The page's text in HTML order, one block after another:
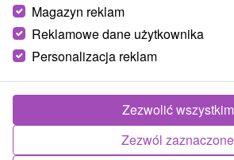
Magazyn reklam
Reklamowe dane użytkownika
Personalizacja reklam
Zezwól zaznaczone
Zezwolić wszystkim